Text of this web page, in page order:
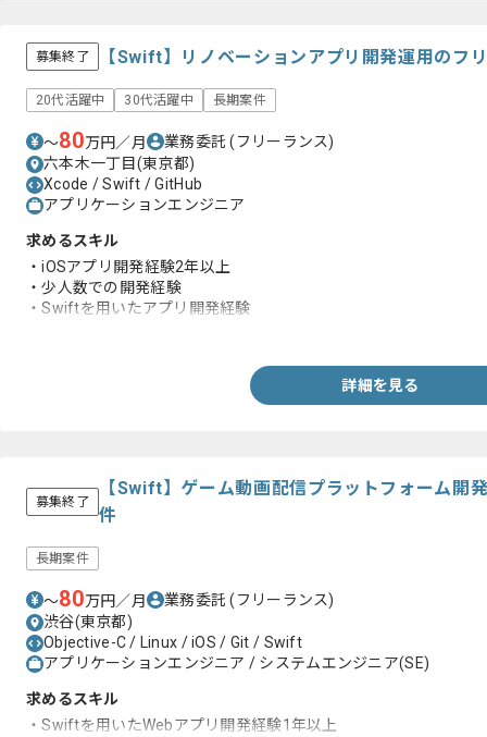
募集終了 【Swift】リノベーションアプリ開発運用のフ
20代活躍中 30代活躍中 長期案件
〜80万円／月 業務委託(フリーランス)
六本木一丁目(東京都)
Xcode / Swift / GitHub
アプリケーションエンジニア
求めるスキル
・iOSアプリ開発経験2年以上
・少人数での開発経験
・Swiftを用いたアプリ開発経験
詳細を見る
募集終了
【Swift】ゲーム動画配信プラットフォーム開
件
長期案件
〜80万円／月 業務委託(フリーランス)
渋谷(東京都)
Objective-C / Linux / iOS / Git / Swift
アプリケーションエンジニア / システムエンジニア(SE)
求めるスキル
・Swiftを用いたWebアプリ開発経験1年以上